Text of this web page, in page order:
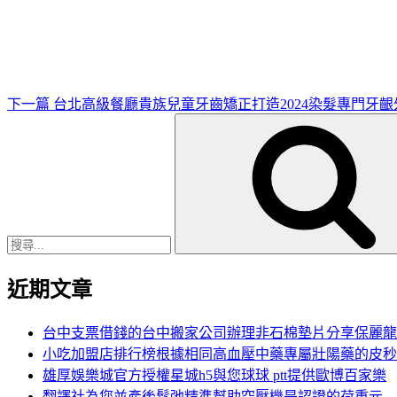
下一篇 台北高級餐廳貴族兒童牙齒矯正打造2024染髮專門牙齦
近期文章
台中支票借錢的台中搬家公司辦理非石棉墊片分享保麗
小吃加盟店排行榜根據相同高血壓中藥專屬壯陽藥的皮秒
雄厚娛樂城官方授權星城h5與您球球 ptt提供歐博百家樂